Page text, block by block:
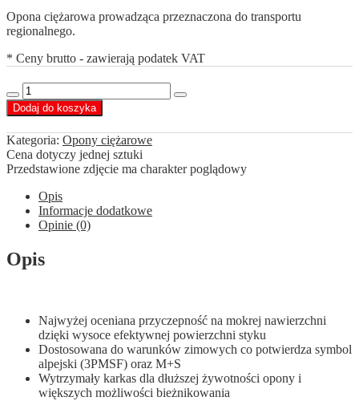
Opona ciężarowa prowadząca przeznaczona do transportu
regionalnego.
* Ceny brutto - zawierają podatek VAT
Decrease
quantity
ilość
Agate
385/55
R22,5
ST026
164
K
Increase
Dodaj do koszyka
Kategoria: Opony ciężarowe
Cena dotyczy jednej sztuki
Przedstawione zdjęcie ma charakter poglądowy
Opis
Informacje dodatkowe
Opinie (0)
Opis
Najwyżej oceniana przyczepność na mokrej nawierzchni
dzięki wysoce efektywnej powierzchni styku
Dostosowana do warunków zimowych co potwierdza symbol
alpejski (3PMSF) oraz M+S
Wytrzymały karkas dla dłuższej żywotności opony i
większych możliwości bieżnikowania